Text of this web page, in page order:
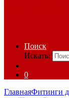
Поиск
Искать:
0
ГлавнаяФитинги